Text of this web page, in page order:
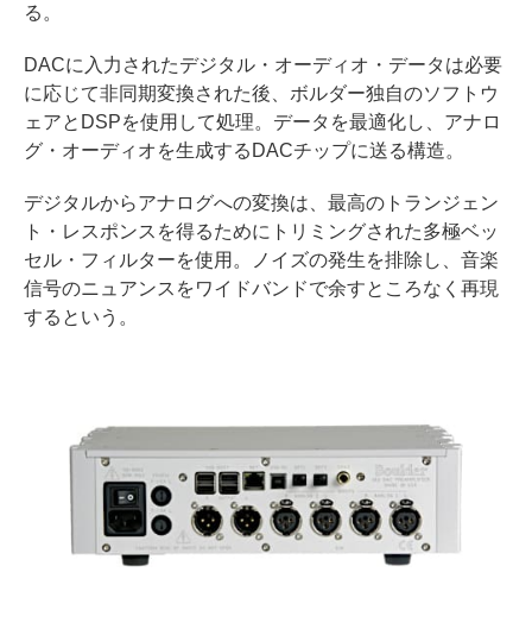
る。
DACに入力されたデジタル・オーディオ・データは必要
に応じて非同期変換された後、ボルダー独自のソフトウ
ェアとDSPを使用して処理。データを最適化し、アナロ
グ・オーディオを生成するDACチップに送る構造。
デジタルからアナログへの変換は、最高のトランジェン
ト・レスポンスを得るためにトリミングされた多極ベッ
セル・フィルターを使用。ノイズの発生を排除し、音楽
信号のニュアンスをワイドバンドで余すところなく再現
するという。